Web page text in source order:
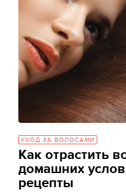
УХОД ЗА ВОЛОСАМИ
Как отрастить
домашних
рецепты